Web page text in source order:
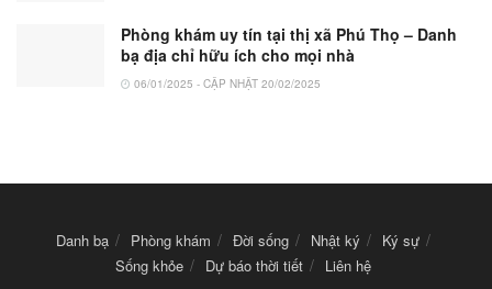
Phòng khám uy tín tại thị xã Phú Thọ – Danh
bạ địa chỉ hữu ích cho mọi nhà
06/01/2025 - CẬP NHẬT 20/02/2025
Danh bạ Phòng khám Đời sống Nhật ký
Ký sự
Sống khỏe
Dự báo thời tiết Liên hệ